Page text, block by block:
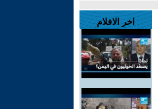
اخر الافلام